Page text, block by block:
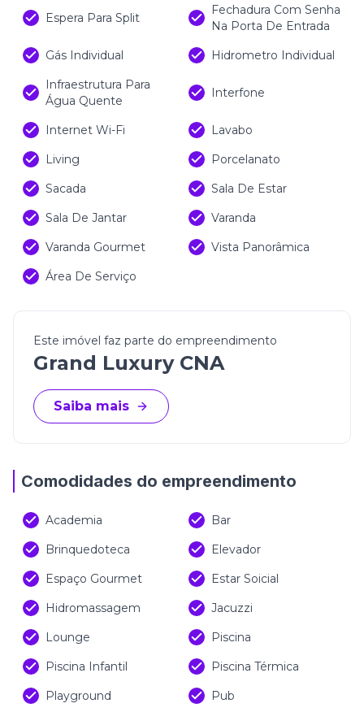
Espera Para Split
Fechadura Com Senha
Na Porta De Entrada
Gás Individual
Hidrometro Individual
Infraestrutura Para
Água Quente
Interfone
Internet Wi-Fi
Lavabo
Living
Porcelanato
Sacada
Sala De Estar
Sala De Jantar
Varanda
Varanda Gourmet
Vista Panorâmica
Área De Serviço
Este imóvel faz parte do empreendimento
Grand Luxury CNA
Saiba mais
Comodidades do empreendimento
Academia
Bar
Brinquedoteca
Elevador
Espaço Gourmet
Estar Soicial
Hidromassagem
Jacuzzi
Lounge
Piscina
Piscina Infantil
Piscina Térmica
Playground
Pub